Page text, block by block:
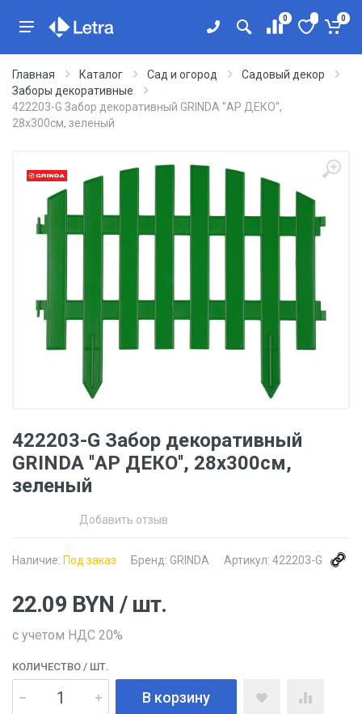
0 0
Главная Каталог Сад и огород
Садовый декор
Заборы декоративные
422203-G Забор декоративный GRINDA ''АР ДЕКО'',
28x300см, зеленый
422203-G Забор декоративный
GRINDA ''АР ДЕКО'', 28x300см,
зеленый
Добавить отзыв
Наличие: Под заказ Бренд: GRINDA Артикул: 422203-G
22.09 BYN / шт.
с учетом НДС 20%
КОЛИЧЕСТВО / ШТ.
В корзину